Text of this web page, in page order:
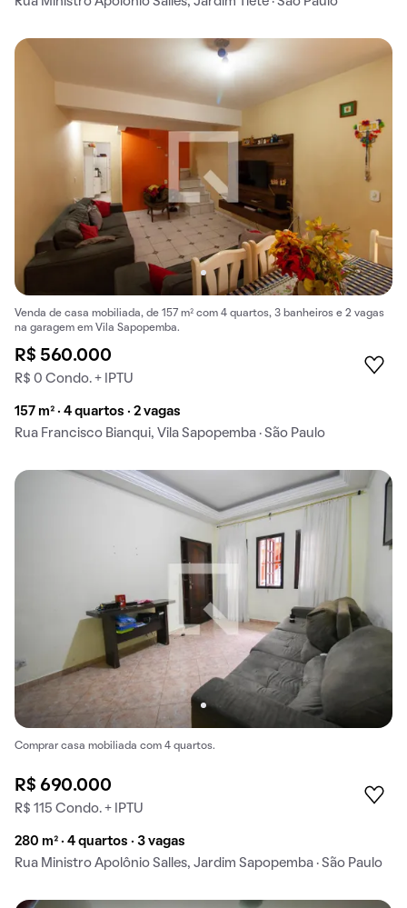
Venda de casa mobiliada, de 157 m² com 4 quartos, 3 banheiros e 2 vagas
na garagem em Vila Sapopemba.
R$ 560.000
R$ 0 Condo. + IPTU
157 m² · 4 quartos · 2 vagas
Rua Francisco Bianqui, Vila Sapopemba · São Paulo
Comprar casa mobiliada com 4 quartos.
R$ 690.000
R$ 115 Condo. + IPTU
280 m² · 4 quartos · 3 vagas
Rua Ministro Apolônio Salles, Jardim Sapopemba · São Paulo